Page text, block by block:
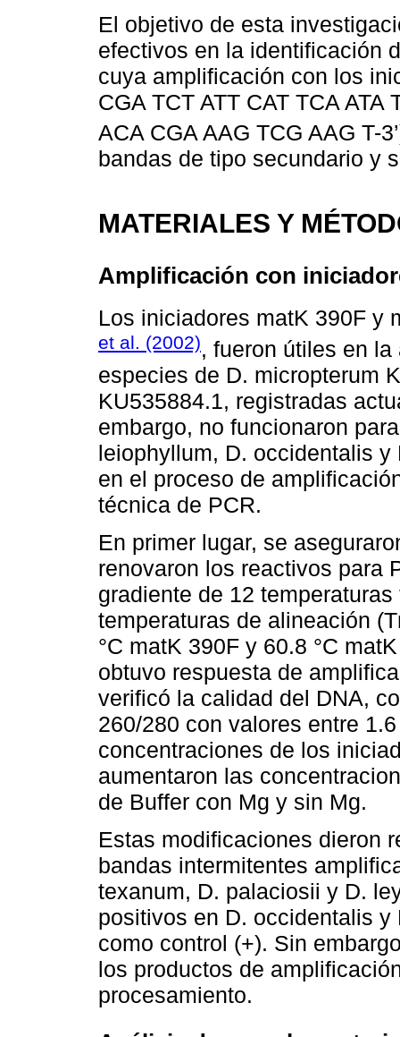
El objetivo de esta
efectivos en la identificación
cuya amplificación con los
CGA TCT ATT CAT TCA ATA
ACA CGA AAG TCG AAG T-
bandas de tipo secundario y
MATERIALES Y
Amplificación con
Los iniciadores matK 390F y
et al. (2002), fueron útiles en
especies de D. micropterum
KU535884.1, registradas
embargo, no funcionaron
leiophyllum, D. occidentalis
en el proceso de
técnica de PCR.
En primer lugar, se
renovaron los reactivos para
gradiente de 12
temperaturas de alineación
°C matK 390F y 60.8 °C
obtuvo respuesta de
verificó la calidad del DNA,
260/280 con valores entre
concentraciones de los
aumentaron las
de Buffer con Mg y sin Mg.
Estas modificaciones dieron
bandas intermitentes
texanum, D. palaciosii y D.
positivos en D. occidentalis
como control (+). Sin
los productos de
procesamiento.